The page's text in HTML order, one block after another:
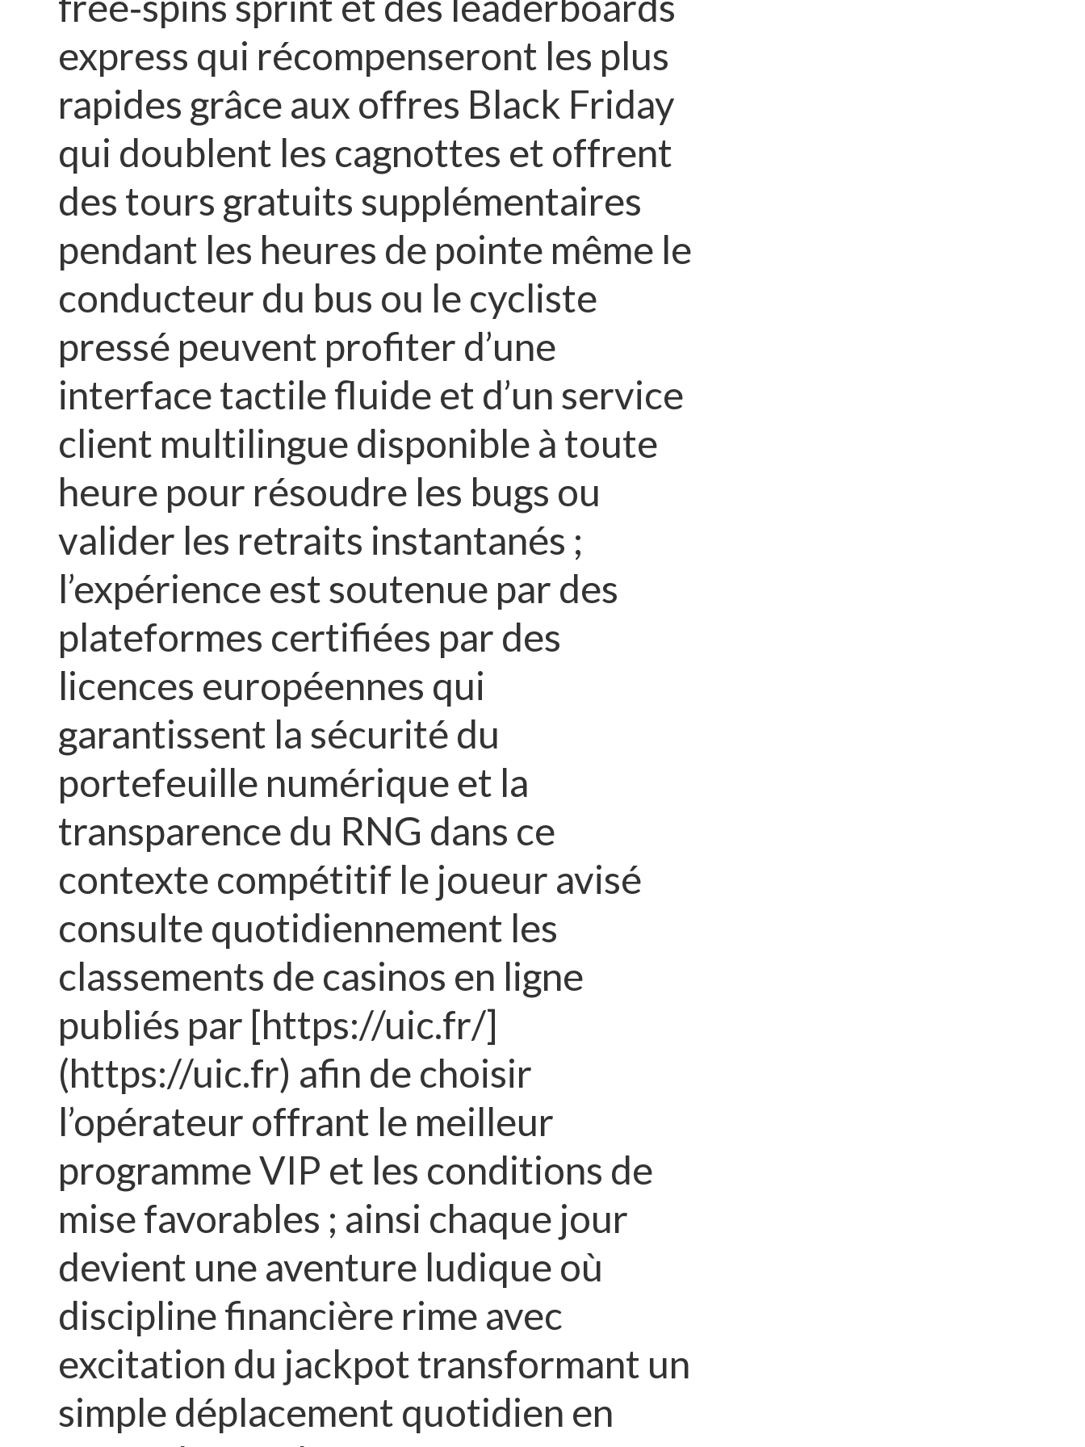
express qui récompenseront les plus
rapides grâce aux offres Black Friday
qui doublent les cagnottes et offrent
des tours gratuits supplémentaires
pendant les heures de pointe même le
conducteur du bus ou le cycliste
pressé peuvent profiter d’une
interface tactile fluide et d’un service
client multilingue disponible à toute
heure pour résoudre les bugs ou
valider les retraits instantanés ;
l’expérience est soutenue par des
plateformes certifiées par des
licences européennes qui
garantissent la sécurité du
portefeuille numérique et la
transparence du RNG dans ce
contexte compétitif le joueur avisé
consulte quotidiennement les
classements de casinos en ligne
publiés par [https://uic.fr/]
(https://uic.fr) afin de choisir
l’opérateur offrant le meilleur
programme VIP et les conditions de
mise favorables ; ainsi chaque jour
devient une aventure ludique où
discipline financière rime avec
excitation du jackpot transformant un
simple déplacement quotidien en